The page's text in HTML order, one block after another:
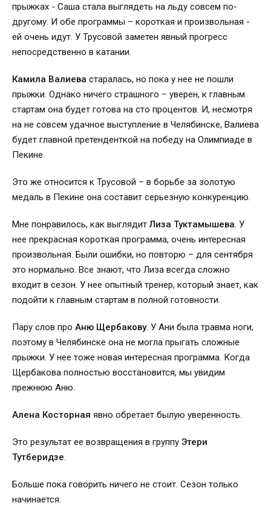
прыжках - Саша стала выглядеть на льду совсем по-
другому. И обе программы – короткая и произвольная -
ей очень идут. У Трусовой заметен явный прогресс
непосредственно в катании.
Камила Валиева старалась, но пока у нее не пошли
прыжки. Однако ничего страшного – уверен, к главным
стартам она будет готова на сто процентов. И, несмотря
на не совсем удачное выступление в Челябинске, Валиева
будет главной претенденткой на победу на Олимпиаде в
Пекине.
Это же относится к Трусовой – в борьбе за золотую
медаль в Пекине она составит серьезную конкуренцию.
Мне понравилось, как выглядитЛиза Туктамышева. У
нее прекрасная короткая программа, очень интересная
произвольная. Были ошибки, но повторю – для сентября
это нормально. Все знают, что Лиза всегда сложно
входит в сезон. У нее опытный тренер, который знает, как
подойти к главным стартам в полной готовности.
Пару слов про Аню Щербакову. У Ани была травма ноги,
поэтому в Челябинске она не могла прыгать сложные
прыжки. У нее тоже новая интересная программа. Когда
Щербакова полностью восстановится, мы увидим
прежнюю Аню.
Алена Косторная явно обретает былую уверенность.
Это результат ее возвращения в группу Этери
Тутберидзе.
Больше пока говорить ничего не стоит. Сезон только
начинается.